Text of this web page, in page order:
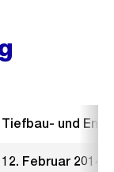
Tiefbau- und
12. Februar 2014